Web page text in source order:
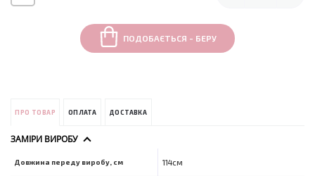
ПОДОБАЄТЬСЯ - БЕРУ
ПРО ТОВАР ОПЛАТА ДОСТАВКА
ЗАМІРИ ВИРОБУ
Довжина переду виробу, см 114см